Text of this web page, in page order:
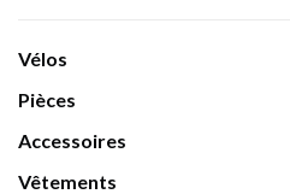
Vélos
Pièces
Accessoires
Vêtements